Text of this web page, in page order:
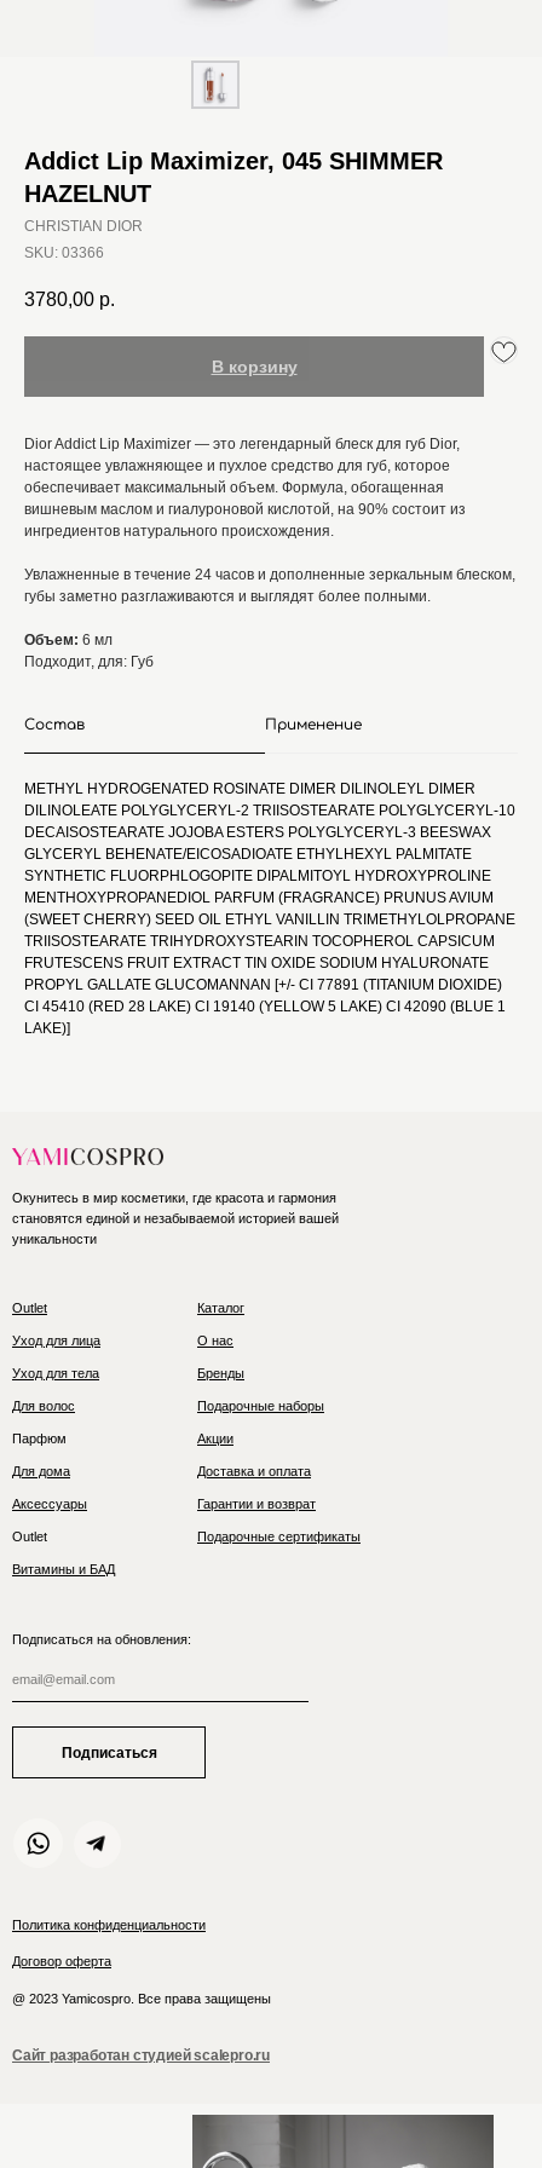
Addict Lip Maximizer, 045 SHIMMER
HAZELNUT
CHRISTIAN DIOR
SKU: 03366
3780,00 р.
В корзину
Dior Addict Lip Maximizer — это легендарный блеск для губ Dior,
настоящее увлажняющее и пухлое средство для губ, которое
обеспечивает максимальный объем. Формула, обогащенная
вишневым маслом и гиалуроновой кислотой, на 90% состоит из
ингредиентов натурального происхождения.
Увлажненные в течение 24 часов и дополненные зеркальным блеском,
губы заметно разглаживаются и выглядят более полными.
Объем: 6 мл
Подходит, для: Губ
Состав Применение
METHYL HYDROGENATED ROSINATE DIMER DILINOLEYL DIMER
DILINOLEATE POLYGLYCERYL-2 TRIISOSTEARATE POLYGLYCERYL-10
DECAISOSTEARATE JOJOBA ESTERS POLYGLYCERYL-3 BEESWAX
GLYCERYL BEHENATE/EICOSADIOATE ETHYLHEXYL PALMITATE
SYNTHETIC FLUORPHLOGOPITE DIPALMITOYL HYDROXYPROLINE
MENTHOXYPROPANEDIOL PARFUM (FRAGRANCE) PRUNUS AVIUM
(SWEET CHERRY) SEED OIL ETHYL VANILLIN TRIMETHYLOLPROPANE
TRIISOSTEARATE TRIHYDROXYSTEARIN TOCOPHEROL CAPSICUM
FRUTESCENS FRUIT EXTRACT TIN OXIDE SODIUM HYALURONATE
PROPYL GALLATE GLUCOMANNAN [+/- CI 77891 (TITANIUM DIOXIDE)
CI 45410 (RED 28 LAKE) CI 19140 (YELLOW 5 LAKE) CI 42090 (BLUE 1
LAKE)]
Outlet
Окунитесь в мир косметики, где красота и гармония
становятся единой и незабываемой историей вашей
уникальности
Политика конфиденциальности
Договор оферта
@ 2023 Yamicospro. Все права защищены
Уход для лица
Уход для тела
Для волос
Парфюм
Для дома
Аксессуары
Сайт разработан студией scalepro.ru
Outlet
Витамины и БАД
Каталог
О нас
Бренды
Подарочные наборы
Акции
Доставка и оплата
Гарантии и возврат
Подарочные сертификаты
Подписаться на обновления:
Подписаться